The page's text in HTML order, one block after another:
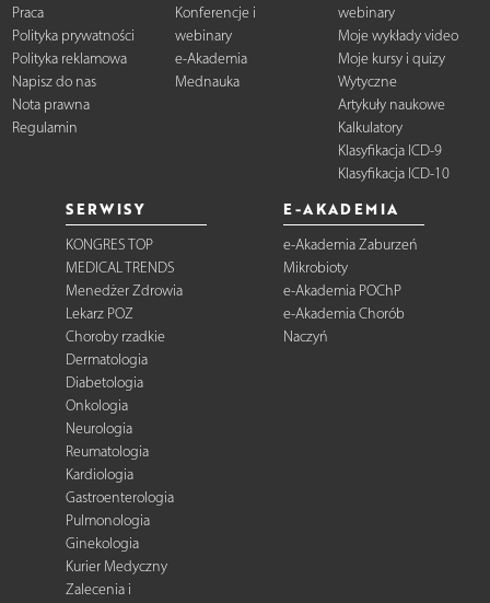
Praca
Polityka prywatności
Polityka reklamowa
Napisz do nas
Nota prawna
Regulamin
Konferencje i
webinary
e-Akademia
Mednauka
webinary
Moje wykłady video
Moje kursy i quizy
Wytyczne
Artykuły naukowe
Kalkulatory
Klasyfikacja ICD-9
Klasyfikacja ICD-10
SERWISY
KONGRES TOP
MEDICAL TRENDS
Menedżer Zdrowia
Lekarz POZ
Choroby rzadkie
Dermatologia
Diabetologia
Onkologia
Neurologia
Reumatologia
Kardiologia
Gastroenterologia
Pulmonologia
Ginekologia
Kurier Medyczny
Zalecenia i
E-AKADEMIA
e-Akademia Zaburzeń
Mikrobioty
e-Akademia POChP
e-Akademia Chorób
Naczyń